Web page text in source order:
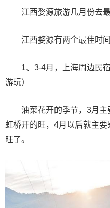
江西婺源旅游几月份去
江西婺源有两个最佳时间
1、3-4月，上海周边民宿
游玩）
油菜花开的季节，3月主
虹桥开的旺，4月以后就主
旺了。